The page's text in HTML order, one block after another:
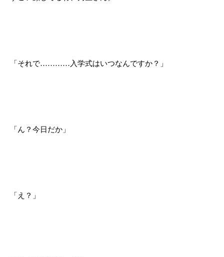
「それで…………入学式はいつなんですか？」
「ん？今日だか」
「え？」